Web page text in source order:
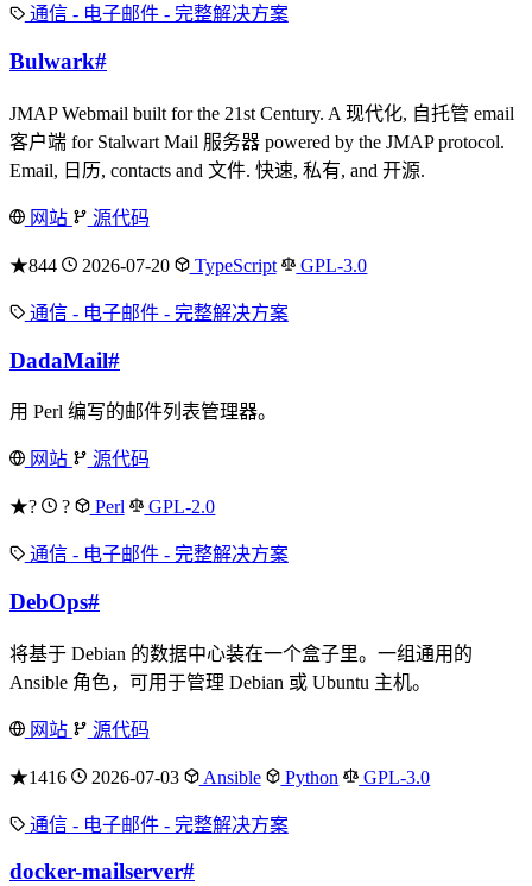
通信 - 电子邮件 - 完整解决方案
Bulwark#
JMAP Webmail built for the 21st Century. A 现代化, 自托管 email
客户端 for Stalwart Mail 服务器 powered by the JMAP protocol.
Email, 日历, contacts and 文件. 快速, 私有, and 开源.
网站 源代码
★844 2026-07-20 TypeScript GPL-3.0
通信 - 电子邮件 - 完整解决方案
DadaMail#
用 Perl 编写的邮件列表管理器。
网站 源代码
★? ? Perl GPL-2.0
通信 - 电子邮件 - 完整解决方案
DebOps#
将基于 Debian 的数据中心装在一个盒子里。一组通用的
Ansible 角色，可用于管理 Debian 或 Ubuntu 主机。
网站 源代码
★1416 2026-07-03 Ansible Python GPL-3.0
通信 - 电子邮件 - 完整解决方案
docker-mailserver#